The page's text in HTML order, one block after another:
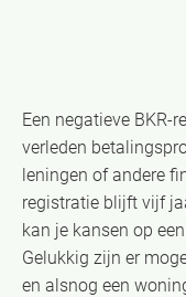
Een negatieve BKR-
verleden
leningen of andere
registratie blijft vijf
kan je kansen op een
Gelukkig zijn er
en alsnog een